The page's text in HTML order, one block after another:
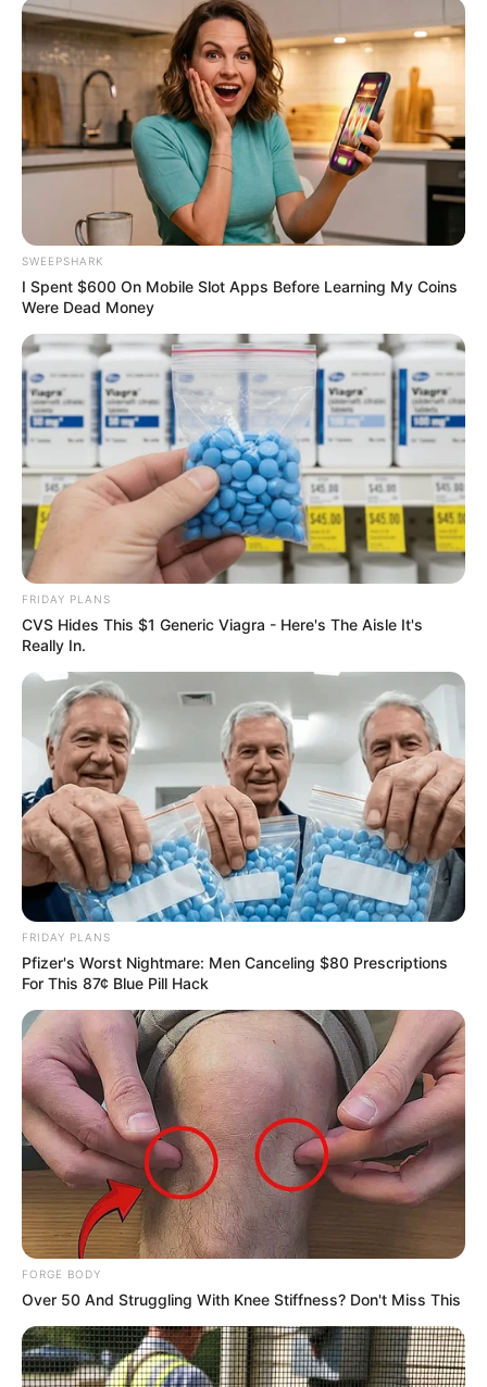
สีมงคล
แจกตาราง สีมงคลตามราศี 2569 ประจำ
เดือนสิงหาคม โดย อ.รักษ์ เลขเด็ด
ดูดวงรายวัน ดูเพิ่มเติม
ดูดวงรายวัน
อยากเฮงมาทางนี้ ! อ.บุญลาด แนะ เคล็ด
ลับเสริมดวงวันที่ 1 พ.ค. 69
ดูดวงรายวัน
อ.รักษ์เลขเด็ด งวด 1 – 15 ก.ค. 68
รางวัลใหญ่ใกล้ฉัน จะเป็นของใคร ?
ดูดวงรายวัน
อ.รักษ์เลขเด็ด งวด 2 – 15 พ.ค. 68
รางวัลใหญ่ใกล้ฉัน จะเป็นของใคร ?
MThai เชื่อในสิ่งที่ทำ ทำในสิ่งที่เชื่อ
รับข่าวสารเลขมงคล สถิติเลขดัง ดวงรายวัน รายเดือน รายปี
SWEEPSHARK
I Spent $600 On Mobile Slot Apps Before Learning My Coins
Were Dead Money
FRIDAY PLANS
CVS Hides This $1 Generic Viagra - Here's The Aisle It's
Really In.
FRIDAY PLANS
Pfizer's Worst Nightmare: Men Canceling $80 Prescriptions
For This 87¢ Blue Pill Hack
FORGE BODY
Over 50 And Struggling With Knee Stiffness? Don't Miss This